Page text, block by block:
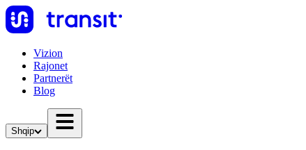
Vizion
Rajonet
Partnerët
Blog
Shqip